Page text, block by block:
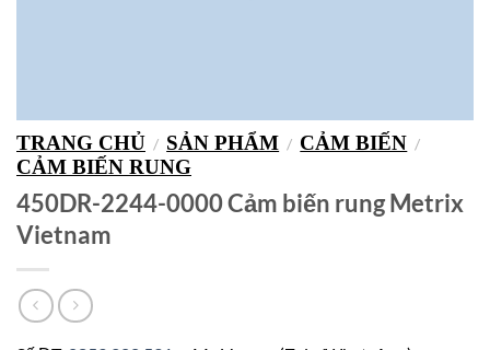
TRANG CHỦ / SẢN PHẨM / CẢM BIẾN /
CẢM BIẾN RUNG
450DR-2244-0000 Cảm biến rung Metrix
Vietnam